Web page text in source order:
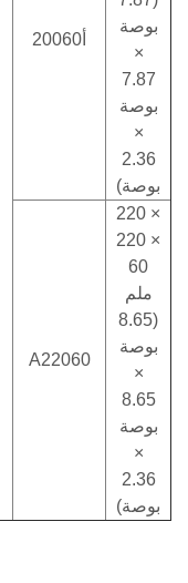
بوصة
×
7.87
بوصة
×
2.36
بوصة)
A22060
220 ×
220 ×
60
ملم
(8.65
بوصة
×
8.65
بوصة
×
2.36
بوصة)